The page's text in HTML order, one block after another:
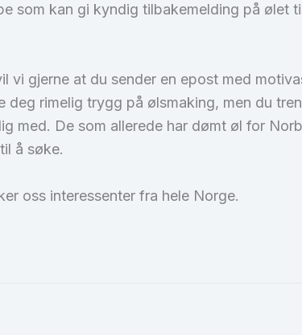
som kan gi kyndig tilbakemelding på ølet
vi gjerne at du sender en epost med
rimelig trygg på ølsmaking, men du
med. De som allerede har dømt øl for
å søke.
oss interessenter fra hele Norge.